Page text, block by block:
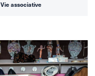
Vie associative